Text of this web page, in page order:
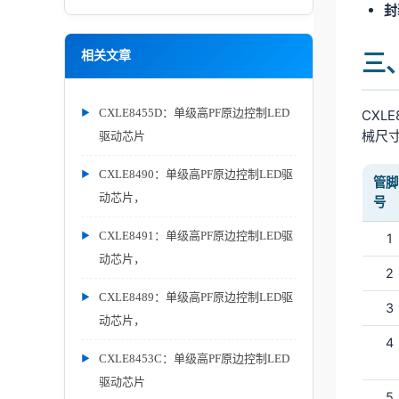
相关文章
CXLE8455D：单级高PF原边控制LED
驱动芯片
CXLE8490：单级高PF原边控制LED驱
动芯片，
CXLE8491：单级高PF原边控制LED驱
动芯片，
CXLE8489：单级高PF原边控制LED驱
动芯片，
CXLE8453C：单级高PF原边控制LED
驱动芯片
三
械尺
管脚
号
1
2
3
4